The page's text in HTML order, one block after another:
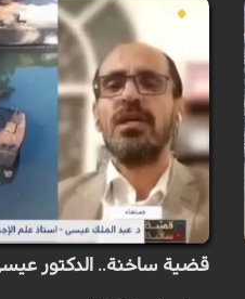
قضية ساخنة.. الدكتور